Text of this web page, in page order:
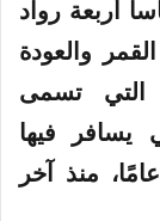
أربعة رواد
أيام حول القمر والعودة
التي تسمى
يسافر فيها
إلى القمر منذ أكثر من 50 عامًا، منذ آخر